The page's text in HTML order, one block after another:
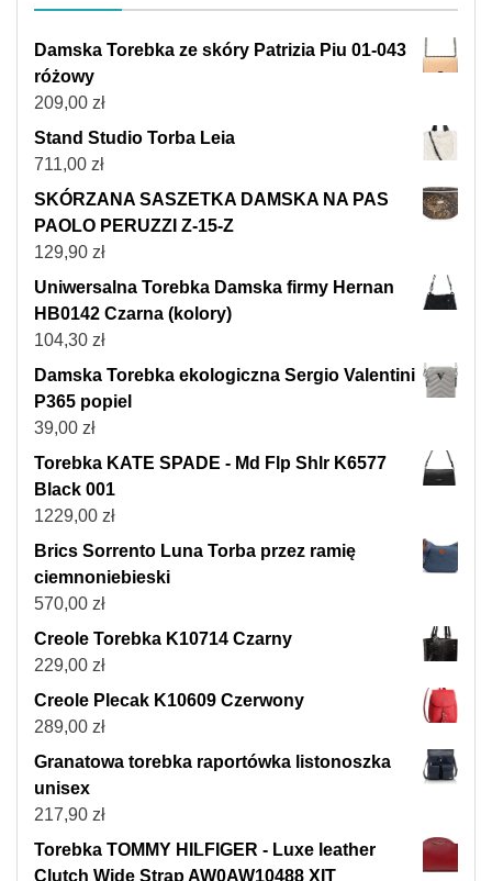
Damska Torebka ze skóry Patrizia Piu 01-043
różowy
209,00 zł
Stand Studio Torba Leia
711,00 zł
SKÓRZANA SASZETKA DAMSKA NA PAS
PAOLO PERUZZI Z-15-Z
129,90 zł
Uniwersalna Torebka Damska firmy Hernan
HB0142 Czarna (kolory)
104,30 zł
Damska Torebka ekologiczna Sergio Valentini
P365 popiel
39,00 zł
Torebka KATE SPADE - Md Flp Shlr K6577
Black 001
1229,00 zł
Brics Sorrento Luna Torba przez ramię
ciemnoniebieski
570,00 zł
Creole Torebka K10714 Czarny
229,00 zł
Creole Plecak K10609 Czerwony
289,00 zł
Granatowa torebka raportówka listonoszka
unisex
217,90 zł
Torebka TOMMY HILFIGER - Luxe leather
Clutch Wide Strap AW0AW10488 XIT